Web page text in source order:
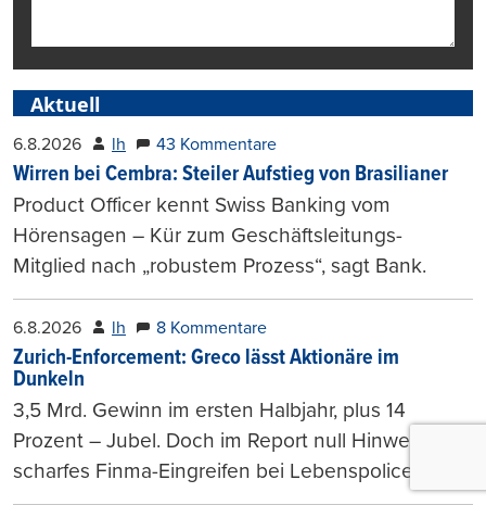
Aktuell
6.8.2026 lh 43 Kommentare
Wirren bei Cembra: Steiler Aufstieg von Brasilianer
Product Officer kennt Swiss Banking vom
Hörensagen – Kür zum Geschäftsleitungs-
Mitglied nach „robustem Prozess“, sagt Bank.
6.8.2026 lh 8 Kommentare
Zurich-Enforcement: Greco lässt Aktionäre im
Dunkeln
3,5 Mrd. Gewinn im ersten Halbjahr, plus 14
Prozent – Jubel. Doch im Report null Hinweis auf
scharfes Finma-Eingreifen bei Lebenspolicen.